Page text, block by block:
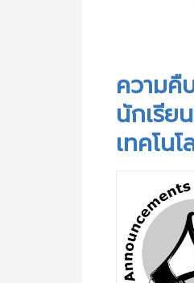
ความคื
นักเรีย
เทคโน